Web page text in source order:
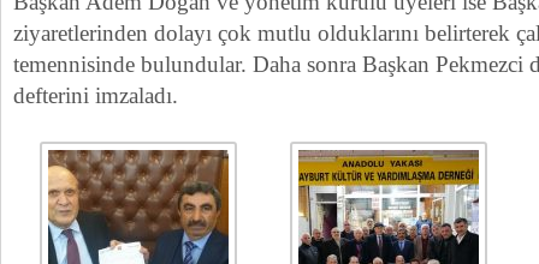
ziyaretlerinden dolayı çok mutlu olduklarını belirterek
temennisinde bulundular. Daha sonra Başkan Pekmezci
defterini imzaladı.